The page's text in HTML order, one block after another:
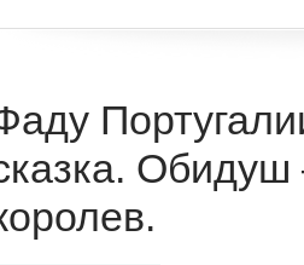
Обидуш